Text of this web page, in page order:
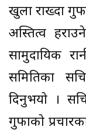
खुला राख्दा
अस्तित्व
सामुदायिक
समितिका
दिनुभयो ।
गुफाको